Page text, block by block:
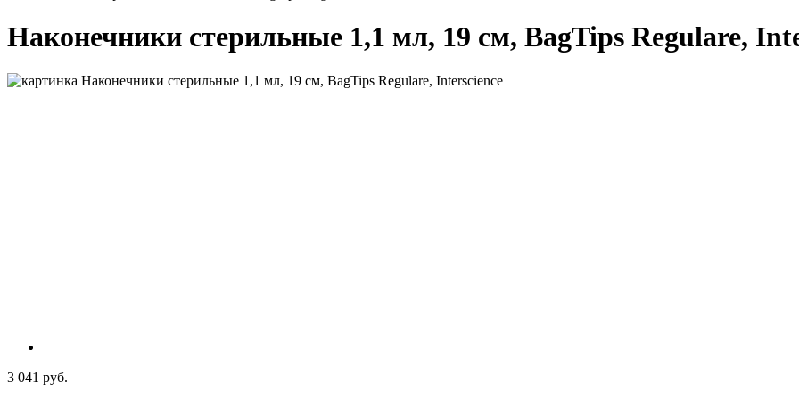
Наконечники стерильные 1,1 мл, 19 см, BagTips Regulare,
3 041 руб.